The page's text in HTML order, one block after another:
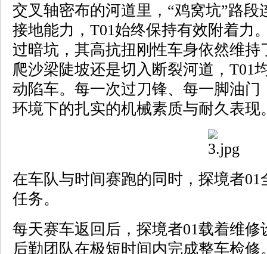
交叉轴密布的河道里，“鸡窝坑”路
接地能力，T01始终保持有效附着力
过暗坑，其高抗扭刚性车身依然维
爬沙梁陡坡还是切入断裂河道，T01
动陷车。每一次过刀锋、每一脚油
环境下的扎实的机械素质与耐久表现
在车队与时间赛跑的同时，探境者
任务。
每天赛车返回后，探境者01载着维
后勤团队在极短时间内完成整车检